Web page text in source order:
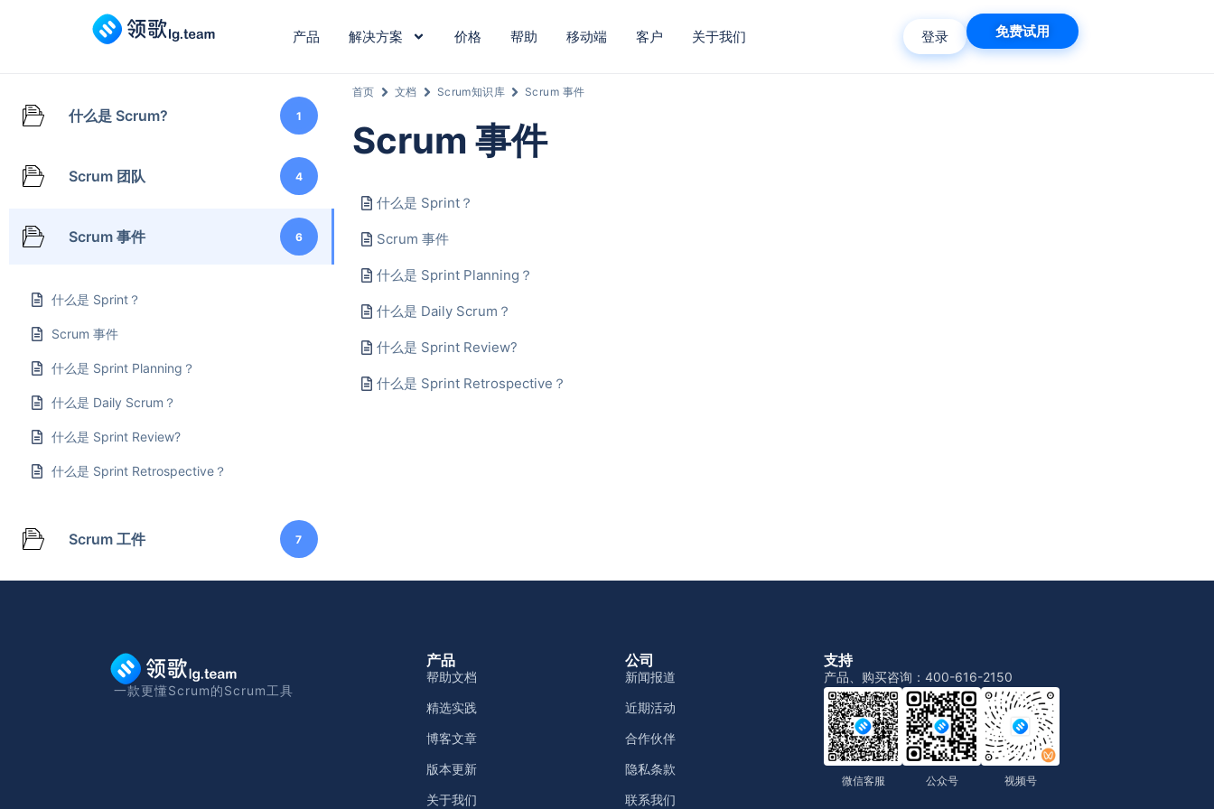
产品 解决方案 价格 帮助 移动端 客户 关于我们 登录 免费试用
什么是 Scrum? 1
Scrum 团队 4
Scrum 事件 6
什么是 Sprint？
Scrum 事件
什么是 Sprint Planning？
什么是 Daily Scrum？
什么是 Sprint Review?
什么是 Sprint Retrospective？
Scrum 工件 7
首页 文档 Scrum知识库 Scrum 事件
Scrum 事件
什么是 Sprint？
Scrum 事件
什么是 Sprint Planning？
什么是 Daily Scrum？
什么是 Sprint Review?
什么是 Sprint Retrospective？
一款更懂Scrum的Scrum工具
产品
帮助文档
精选实践
博客文章
版本更新
关于我们
公司
新闻报道
近期活动
合作伙伴
隐私条款
联系我们
支持
产品、购买咨询：400-616-2150
微信客服 公众号 视频号